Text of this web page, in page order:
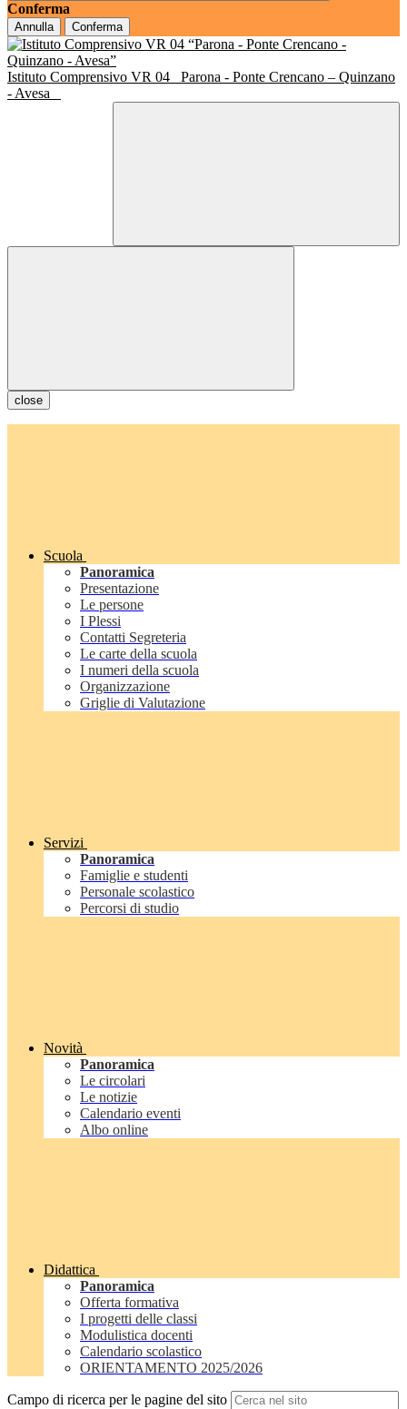
Conferma
Annulla Conferma
Istituto Comprensivo VR 04
Parona - Ponte Crencano – Quinzano
- Avesa
close
Scuola
Panoramica
Presentazione
Le persone
I Plessi
Contatti Segreteria
Le carte della scuola
I numeri della scuola
Organizzazione
Griglie di Valutazione
Servizi
Panoramica
Famiglie e studenti
Personale scolastico
Percorsi di studio
Novità
Panoramica
Le circolari
Le notizie
Calendario eventi
Albo online
Didattica
Panoramica
Offerta formativa
I progetti delle classi
Modulistica docenti
Calendario scolastico
ORIENTAMENTO 2025/2026
Campo di ricerca per le pagine del sito